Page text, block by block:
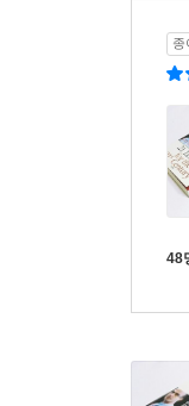
--- 본종
48